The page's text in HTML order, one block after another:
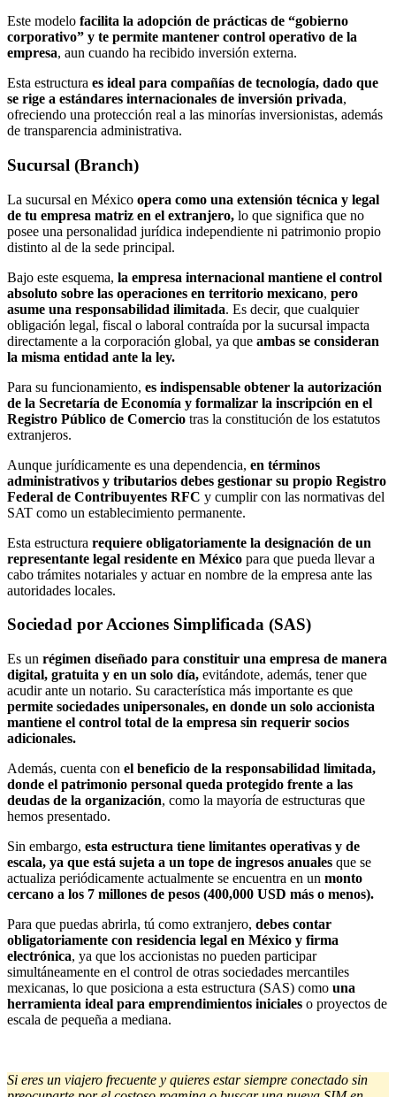
Este modelo facilita la adopción de prácticas de “gobierno
corporativo” y te permite mantener control operativo de la
empresa, aun cuando ha recibido inversión externa.
Esta estructura es ideal para compañías de tecnología, dado que
se rige a estándares internacionales de inversión privada,
ofreciendo una protección real a las minorías inversionistas, además
de transparencia administrativa.
Sucursal (Branch)
La sucursal en México opera como una extensión técnica y legal
de tu empresa matriz en el extranjero, lo que significa que no
posee una personalidad jurídica independiente ni patrimonio propio
distinto al de la sede principal.
Bajo este esquema, la empresa internacional mantiene el control
absoluto sobre las operaciones en territorio mexicano, pero
asume una responsabilidad ilimitada. Es decir, que cualquier
obligación legal, fiscal o laboral contraída por la sucursal impacta
directamente a la corporación global, ya que ambas se consideran
la misma entidad ante la ley.
Para su funcionamiento, es indispensable obtener la autorización
de la Secretaría de Economía y formalizar la inscripción en el
Registro Público de Comercio tras la constitución de los estatutos
extranjeros.
Aunque jurídicamente es una dependencia, en términos
administrativos y tributarios debes gestionar su propio Registro
Federal de Contribuyentes RFC y cumplir con las normativas del
SAT como un establecimiento permanente.
Esta estructura requiere obligatoriamente la designación de un
representante legal residente en México para que pueda llevar a
cabo trámites notariales y actuar en nombre de la empresa ante las
autoridades locales.
Sociedad por Acciones Simplificada (SAS)
Es un régimen diseñado para constituir una empresa de manera
digital, gratuita y en un solo día, evitándote, además, tener que
acudir ante un notario. Su característica más importante es que
permite sociedades unipersonales, en donde un solo accionista
mantiene el control total de la empresa sin requerir socios
adicionales.
Además, cuenta con el beneficio de la responsabilidad limitada,
donde el patrimonio personal queda protegido frente a las
deudas de la organización, como la mayoría de estructuras que
hemos presentado.
Sin embargo, esta estructura tiene limitantes operativas y de
escala, ya que está sujeta a un tope de ingresos anuales que se
actualiza periódicamente actualmente se encuentra en un monto
cercano a los 7 millones de pesos (400,000 USD más o menos).
Para que puedas abrirla, tú como extranjero, debes contar
obligatoriamente con residencia legal en México y firma
electrónica, ya que los accionistas no pueden participar
simultáneamente en el control de otras sociedades mercantiles
mexicanas, lo que posiciona a esta estructura (SAS) como una
herramienta ideal para emprendimientos iniciales o proyectos de
escala de pequeña a mediana.
Si eres un viajero frecuente y quieres estar siempre conectado sin